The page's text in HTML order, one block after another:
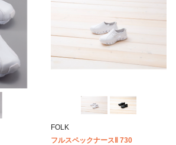
FOLK
フルスペックナースⅡ 730